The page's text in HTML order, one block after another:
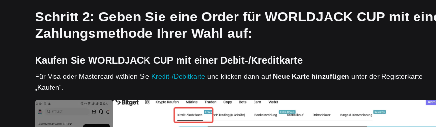
Schritt 2: Geben Sie eine Order für WORLDJACK CUP mit
Zahlungsmethode Ihrer Wahl auf:
Kaufen Sie WORLDJACK CUP mit einer Debit-/Kreditkarte
Für Visa oder Mastercard wählen Sie Kredit-/Debitkarte und klicken dann auf Neue Karte hinzufügen unter der Registerkarte
„Kaufen“.